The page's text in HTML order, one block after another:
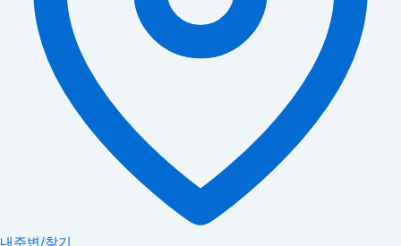
내주변/찾기